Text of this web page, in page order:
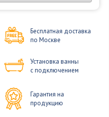
Бесплатная доставка
по Москве
Установка ванны
с подключением
Гарантия на
продукцию